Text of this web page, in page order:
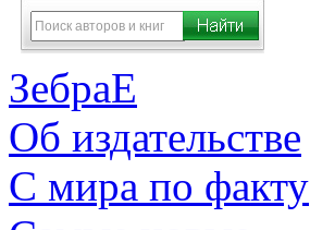
ЗебраЕ
Об издательстве
С мира по факту